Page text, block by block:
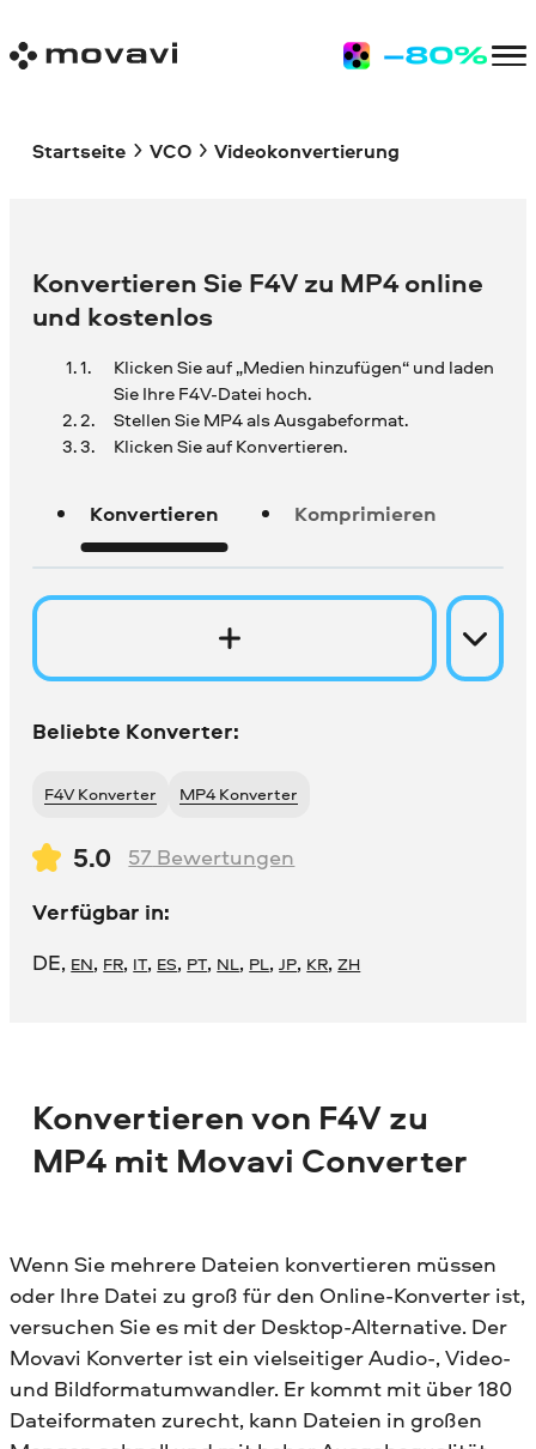
Startseite VCO Videokonvertierung
Konvertieren Sie F4V zu MP4 online
und kostenlos
Klicken Sie auf „Medien hinzufügen“ und laden
Sie IhreF4V-Datei hoch.
Stellen Sie MP4 als Ausgabeformat.
Klicken Sie auf Konvertieren.
Konvertieren Komprimieren
Beliebte Konverter:
F4V Konverter MP4 Konverter
5.0 57 Bewertungen
Verfügbar in:
DE, EN, FR, IT, ES, PT, NL, PL,JP, KR,ZH
Konvertieren von F4V zu
MP4 mit Movavi Converter
Wenn Sie mehrere Dateien konvertieren müssen
oder Ihre Datei zu groß für den Online-Konverter ist,
versuchen Sie es mit der Desktop-Alternative. Der
Movavi Konverter ist ein vielseitiger Audio-, Video-
und Bildformatumwandler. Er kommt mit über 180
Dateiformaten zurecht, kann Dateien in großen